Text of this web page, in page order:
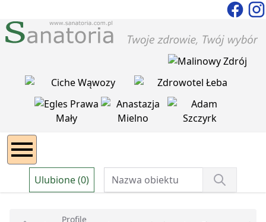
Ulubione (0)
Profile